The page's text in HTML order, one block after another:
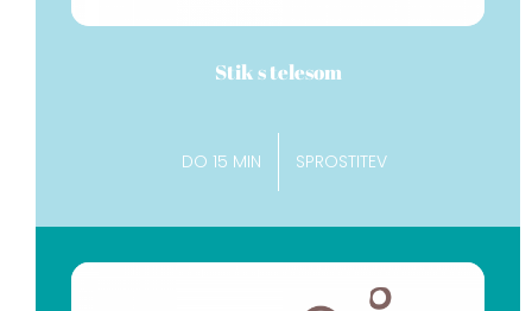
Stik s telesom
DO 15 MIN SPROSTITEV